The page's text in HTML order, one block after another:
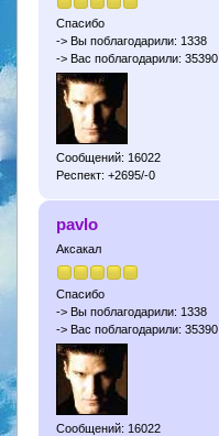
Спасибо
-> Вы поблагодарили: 1338
-> Вас поблагодарили: 35390
Сообщений: 16022
Респект: +2695/-0
pavlo
Аксакал
Спасибо
-> Вы поблагодарили: 1338
-> Вас поблагодарили: 35390
Сообщений: 16022